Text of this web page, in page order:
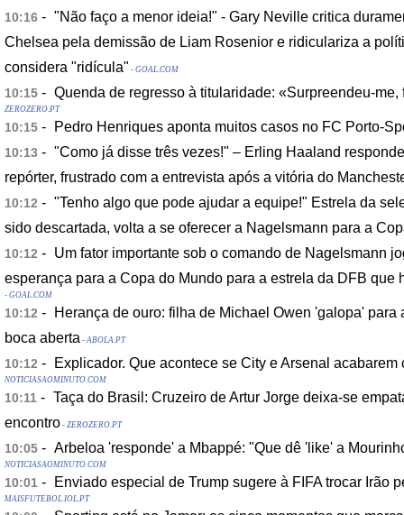
10:16 - "Não faço a menor ideia!" - Gary Neville critica
Chelsea pela demissão de Liam Rosenior e ridiculariza a
considera "ridícula" - GOAL.COM
10:15 - Quenda de regresso à titularidade: «Surpreendeu-
ZEROZERO.PT
10:15 - Pedro Henriques aponta muitos casos no FC Porto-
10:13 - "Como já disse três vezes!" – Erling Haaland
repórter, frustrado com a entrevista após a vitória do
10:12 - "Tenho algo que pode ajudar a equipe!" Estrela da
sido descartada, volta a se oferecer a Nagelsmann para a
10:12 - Um fator importante sob o comando de Nagelsmann
esperança para a Copa do Mundo para a estrela da DFB que
- GOAL.COM
10:12 - Herança de ouro: filha de Michael Owen 'galopa' para
boca aberta - ABOLA.PT
10:12 - Explicador. Que acontece se City e Arsenal acabarem
NOTICIASAOMINUTO.COM
10:11 - Taça do Brasil: Cruzeiro de Artur Jorge deixa-se
encontro - ZEROZERO.PT
10:05 - Arbeloa 'responde' a Mbappé: "Que dê 'like' a
NOTICIASAOMINUTO.COM
10:01 - Enviado especial de Trump sugere à FIFA trocar Irão
MAISFUTEBOL.IOL.PT